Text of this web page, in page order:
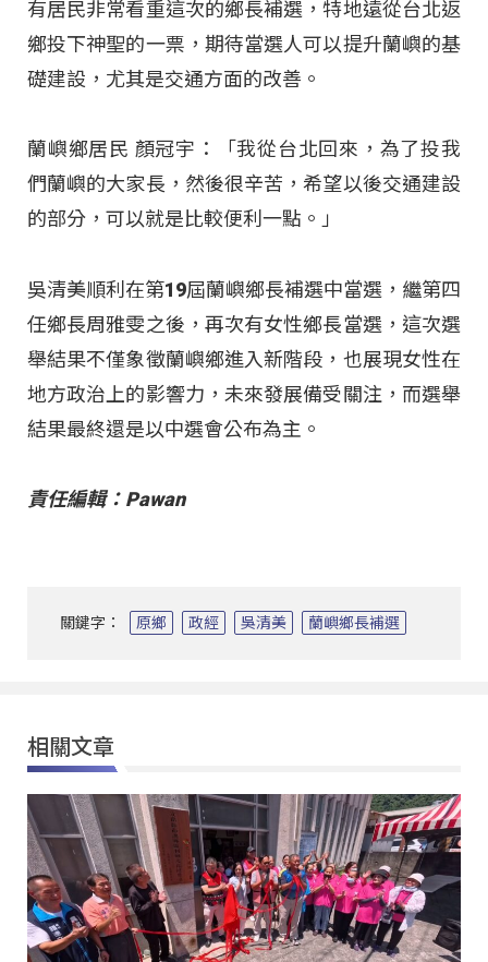
有居民非常看重這次的鄉長補選，特地遠從台北返
鄉投下神聖的一票，期待當選人可以提升蘭嶼的基
礎建設，尤其是交通方面的改善。
蘭嶼鄉居民 顏冠宇：「我從台北回來，為了投我
們蘭嶼的大家長，然後很辛苦，希望以後交通建設
的部分，可以就是比較便利一點。」
吳清美順利在第19屆蘭嶼鄉長補選中當選，繼第四
任鄉長周雅雯之後，再次有女性鄉長當選，這次選
舉結果不僅象徵蘭嶼鄉進入新階段，也展現女性在
地方政治上的影響力，未來發展備受關注，而選舉
結果最終還是以中選會公布為主。
責任編輯：Pawan
關鍵字： 原鄉 政經 吳清美 蘭嶼鄉長補選
相關文章